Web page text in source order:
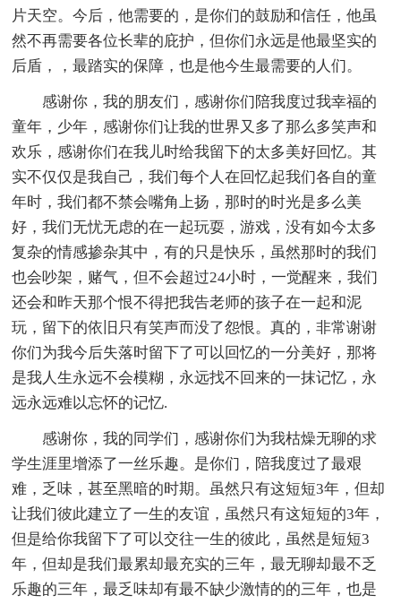
片天空。今后，他需要的，是你们的鼓励和信任，他虽
然不再需要各位长辈的庇护，但你们永远是他最坚实的
后盾，，最踏实的保障，也是他今生最需要的人们。
感谢你，我的朋友们，感谢你们陪我度过我幸福的
童年，少年，感谢你们让我的世界又多了那么多笑声和
欢乐，感谢你们在我儿时给我留下的太多美好回忆。其
实不仅仅是我自己，我们每个人在回忆起我们各自的童
年时，我们都不禁会嘴角上扬，那时的时光是多么美
好，我们无忧无虑的在一起玩耍，游戏，没有如今太多
复杂的情感掺杂其中，有的只是快乐，虽然那时的我们
也会吵架，赌气，但不会超过24小时，一觉醒来，我们
还会和昨天那个恨不得把我告老师的孩子在一起和泥
玩，留下的依旧只有笑声而没了怨恨。真的，非常谢谢
你们为我今后失落时留下了可以回忆的一分美好，那将
是我人生永远不会模糊，永远找不回来的一抹记忆，永
远永远难以忘怀的记忆.
感谢你，我的同学们，感谢你们为我枯燥无聊的求
学生涯里增添了一丝乐趣。是你们，陪我度过了最艰
难，乏味，甚至黑暗的时期。虽然只有这短短3年，但却
让我们彼此建立了一生的友谊，虽然只有这短短的3年，
但是给你我留下了可以交往一生的彼此，虽然是短短3
年，但却是我们最累却最充实的三年，最无聊却最不乏
乐趣的三年，最乏味却有最不缺少激情的的三年，也是